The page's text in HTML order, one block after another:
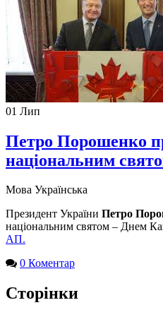
01 Лип
Петро Порошенко
національним
Мова Українська
Президент України Петро
національним святом – Днем
АП.
0 Коментар
Сторінки